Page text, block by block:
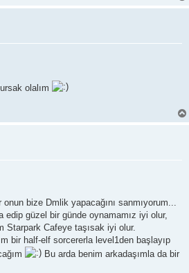
olalım
bize Dmlik yapacağını sanmıyorum...
edip güzel bir günde oynamamız iyi olur,
Starpark Cafeye taşısak iyi olur.
bir half-elf sorcererla level1den başlayıp
Bu arda benim arkadaşımla da bir